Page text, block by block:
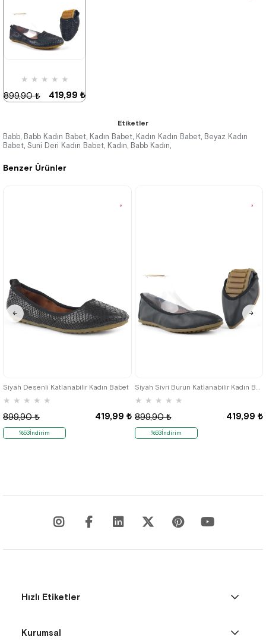
Benzer Ürünler
Siyah Desenli Katlanabilir Kadın Babet
★ ★ ★ ★ ★
419,99 ₺
899,90 ₺
%53İndirim
★ ★ ★ ★ ★
419,99 ₺
899,90 ₺
%53İndirim
★ ★ ★ ★ ★
419,99 ₺
899,90 ₺
%53İndirim Tükeniyor
Etiketler
Babb, Babb Kadın Babet, Kadın Babet, Kadın Kadın Babet, Beyaz Kadın
Babet, Suni Deri Kadın Babet, Kadın, Babb Kadın,
Hızlı Etiketler
Kurumsal